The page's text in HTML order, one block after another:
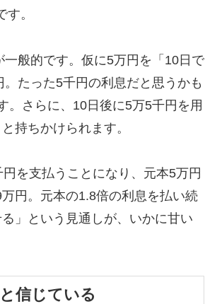
。
般的です。仮に5万円を「10日で
たった5千円の利息だと思うかも
。さらに、10日後に5万5千円を用
持ちかけられます。
を支払うことになり、元本5万円
円。元本の1.8倍の利息を払い続
」という見通しが、いかに甘い
信じている